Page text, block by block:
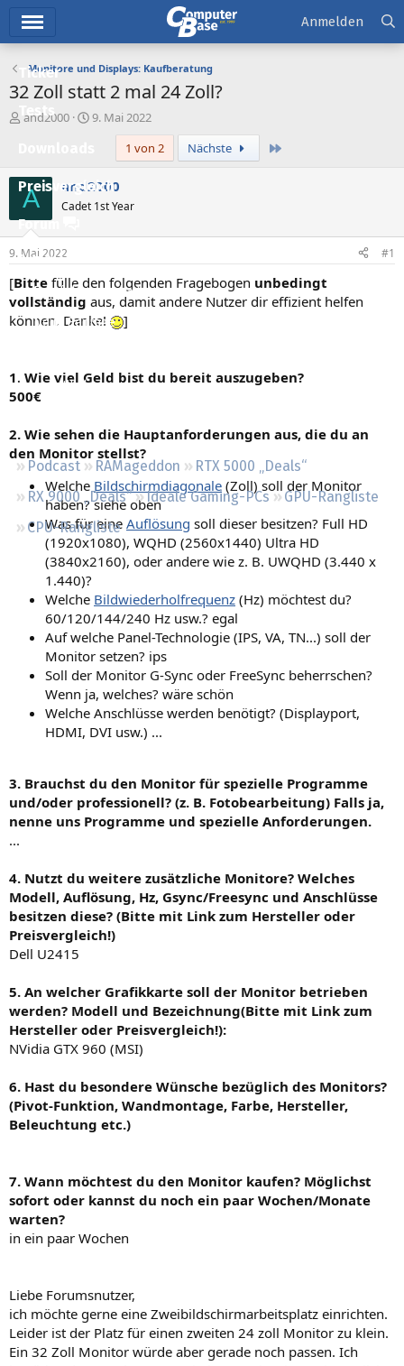
Ticker
Tests
Preisvergleich
Forum
Aktuelles
Empfohlene Inhalte
Neue Beiträge
Leserartikel
Podcast RAMageddon
RTX 5000 „Deals“
RX 9000 „Deals“
Ideale Gaming-PCs
GPU-Rangliste
CPU-Rangliste
Anmelden
Monitore und Displays: Kaufberatung
32 Zoll statt 2 mal 24 Zoll?
E
e
l
e
r
and2000
E
e
m
9. Mai 2022
1 von 2
Nächste
A and2000
Cadet 1st Year
9. Mai 2022 #1
[Bitte fülle den folgenden Fragebogen unbedingt
vollständig aus, damit andere Nutzer dir effizient helfen
können. Danke!
]
1. Wie viel Geld bist du bereit auszugeben?
500€
2. Wie sehen die Hauptanforderungen aus, die du an
den Monitor stellst?
Welche Bildschirmdiagonale (Zoll) soll der Monitor
haben? siehe oben
Was für eine Auflösung soll dieser besitzen? Full HD
(1920x1080), WQHD (2560x1440) Ultra HD
(3840x2160), oder andere wie z. B. UWQHD (3.440 x
1.440)?
Welche Bildwiederholfrequenz (Hz) möchtest du?
60/120/144/240 Hz usw.? egal
Auf welche Panel-Technologie (IPS, VA, TN...) soll der
Monitor setzen? ips
Soll der Monitor G-Sync oder FreeSync beherrschen?
Wenn ja, welches? wäre schön
Welche Anschlüsse werden benötigt? (Displayport,
HDMI, DVI usw.) ...
3. Brauchst du den Monitor für spezielle Programme
und/oder professionell? (z. B. Fotobearbeitung) Falls ja,
nenne uns Programme und spezielle Anforderungen.
...
4. Nutzt du weitere zusätzliche Monitore? Welches
Modell, Auflösung, Hz, Gsync/Freesync und Anschlüsse
besitzen diese? (Bitte mit Link zum Hersteller oder
Preisvergleich!)
Dell U2415
5. An welcher Grafikkarte soll der Monitor betrieben
werden? Modell und Bezeichnung(Bitte mit Link zum
Hersteller oder Preisvergleich!):
NVidia GTX 960 (MSI)
6. Hast du besondere Wünsche bezüglich des Monitors?
(Pivot-Funktion, Wandmontage, Farbe, Hersteller,
Beleuchtung etc.)
7. Wann möchtest du den Monitor kaufen? Möglichst
sofort oder kannst du noch ein paar Wochen/Monate
warten?
in ein paar Wochen
Liebe Forumsnutzer,
ich möchte gerne eine Zweibildschirmarbeitsplatz einrichten.
Leider ist der Platz für einen zweiten 24 zoll Monitor zu klein.
Ein 32 Zoll Monitor würde aber gerade noch passen. Ich